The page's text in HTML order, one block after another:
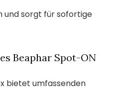
und sorgt für sofortige
Beaphar Spot-ON
bietet umfassenden